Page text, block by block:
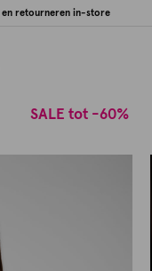
en retourneren in-store
SALE tot -60%